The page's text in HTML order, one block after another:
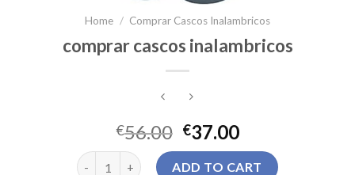
Home / Comprar Cascos Inalambricos
comprar cascos inalambricos
€56.00 €37.00
comprar cascos inalambricos quantity
ADD TO CART